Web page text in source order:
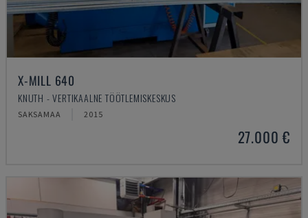
X-MILL 640
KNUTH - VERTIKAALNE TÖÖTLEMISKESKUS
SAKSAMAA 2015
27.000 €